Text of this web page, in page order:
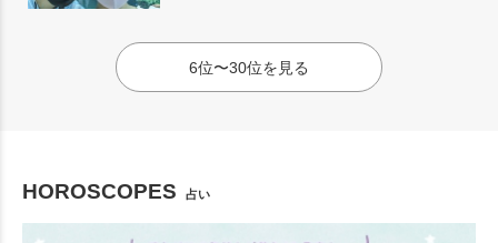
6位〜30位を見る
HOROSCOPES 占い